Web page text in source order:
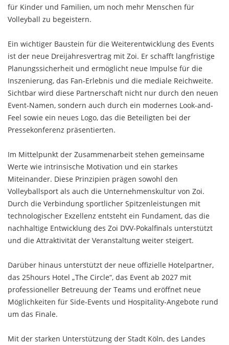
für Kinder und Familien, um noch mehr Menschen für
Volleyball zu begeistern.
Ein wichtiger Baustein für die Weiterentwicklung des Events
ist der neue Dreijahresvertrag mit Zoi. Er schafft langfristige
Planungssicherheit und ermöglicht neue Impulse für die
Inszenierung, das Fan-Erlebnis und die mediale Reichweite.
Sichtbar wird diese Partnerschaft nicht nur durch den neuen
Event-Namen, sondern auch durch ein modernes Look-and-
Feel sowie ein neues Logo, das die Beteiligten bei der
Pressekonferenz präsentierten.
Im Mittelpunkt der Zusammenarbeit stehen gemeinsame
Werte wie intrinsische Motivation und ein starkes
Miteinander. Diese Prinzipien prägen sowohl den
Volleyballsport als auch die Unternehmenskultur von Zoi.
Durch die Verbindung sportlicher Spitzenleistungen mit
technologischer Exzellenz entsteht ein Fundament, das die
nachhaltige Entwicklung des Zoi DVV-Pokalfinals unterstützt
und die Attraktivität der Veranstaltung weiter steigert.
Darüber hinaus unterstützt der neue offizielle Hotelpartner,
das 25hours Hotel „The Circle“, das Event ab 2027 mit
professioneller Betreuung der Teams und eröffnet neue
Möglichkeiten für Side-Events und Hospitality-Angebote rund
um das Finale.
Mit der starken Unterstützung der Stadt Köln, des Landes